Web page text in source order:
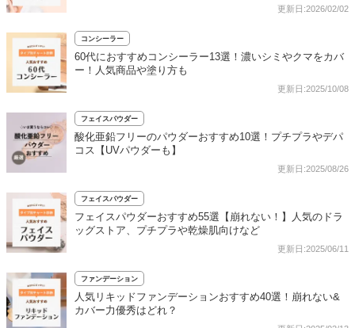
更新日:2026/02/02
コンシーラー
60代におすすめコンシーラー13選！濃いシミやクマをカバ
ー！人気商品や塗り方も
更新日:2025/10/08
フェイスパウダー
酸化亜鉛フリーのパウダーおすすめ10選！プチプラやデパ
コス【UVパウダーも】
更新日:2025/08/26
フェイスパウダー
フェイスパウダーおすすめ55選【崩れない！】人気のドラ
ッグストア、プチプラや乾燥肌向けなど
更新日:2025/06/11
ファンデーション
人気リキッドファンデーションおすすめ40選！崩れない&
カバー力優秀はどれ？